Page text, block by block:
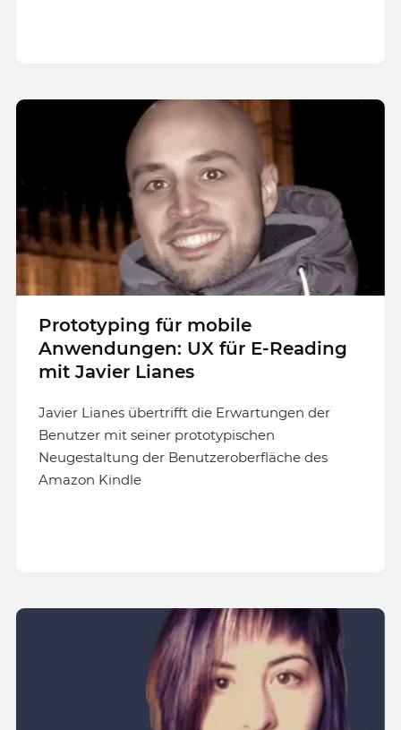
Prototyping für mobile
Anwendungen: UX für E-Reading
mit Javier Lianes
Javier Lianes übertrifft die Erwartungen der
Benutzer mit seiner prototypischen
Neugestaltung der Benutzeroberfläche des
Amazon Kindle